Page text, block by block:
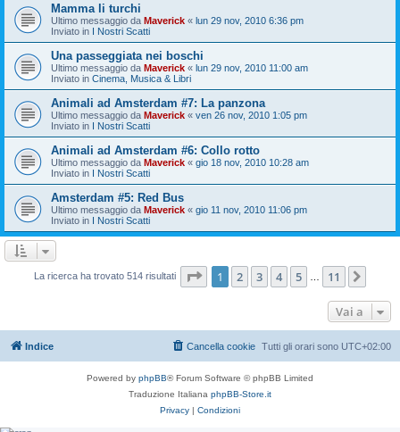
Mamma li turchi
Ultimo messaggio da Maverick « lun 29 nov, 2010 6:36 pm
Inviato in I Nostri Scatti
Una passeggiata nei boschi
Ultimo messaggio da Maverick « lun 29 nov, 2010 11:00 am
Inviato in Cinema, Musica & Libri
Animali ad Amsterdam #7: La panzona
Ultimo messaggio da Maverick « ven 26 nov, 2010 1:05 pm
Inviato in I Nostri Scatti
Animali ad Amsterdam #6: Collo rotto
Ultimo messaggio da Maverick « gio 18 nov, 2010 10:28 am
Inviato in I Nostri Scatti
Amsterdam #5: Red Bus
Ultimo messaggio da Maverick « gio 11 nov, 2010 11:06 pm
Inviato in I Nostri Scatti
La ricerca ha trovato 514 risultati Pagina di 11
1 2 3 4 5 11
Vai a
Indice Tutti gli orari sono UTC+02:00
Cancella cookie
Powered by phpBB® Forum Software © phpBB Limited
Traduzione Italiana phpBB-Store.it
Privacy | Condizioni